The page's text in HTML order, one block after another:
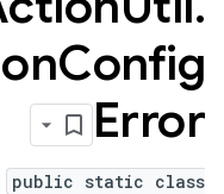
Config
Error
public static class